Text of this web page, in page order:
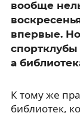
вообще
впервые.
спортклубы
а
К тому же
библиотек,